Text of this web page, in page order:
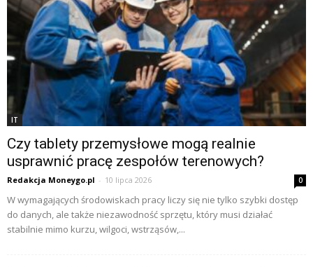
IT
Czy tablety przemysłowe mogą realnie
usprawnić pracę zespołów terenowych?
Redakcja Moneygo.pl - 10 lipca 2026 0
W wymagających środowiskach pracy liczy się nie tylko szybki dostęp
do danych, ale także niezawodność sprzętu, który musi działać
stabilnie mimo kurzu, wilgoci, wstrząsów,...